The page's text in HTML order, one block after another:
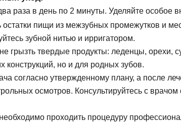
коронки, вкладки, виниры
прикуса): брекеты, элайнеры
гигиена
и профилактика
раза в день по 2 минуты. Уделяйте особое
пищи из межзубных промежутков и
зубной нитью и ирригатором.
грызть твердые продукты: леденцы, орехи,
конструкций, но и для родных зубов.
согласно утвержденному плану, а после
осмотров. Консультируйтесь с
проходить процедуру